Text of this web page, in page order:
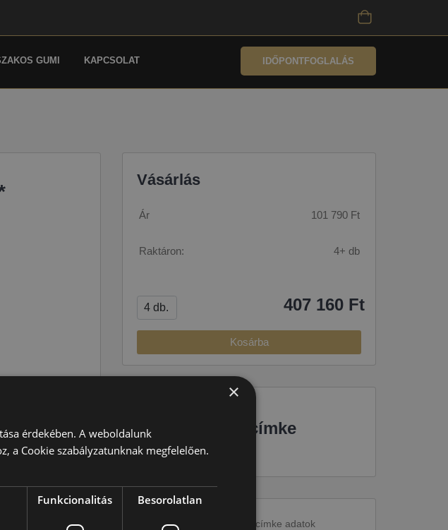
GUMI KAPCSOLAT IDŐPONTFOGLALÁS
Vásárlás
Ár 101 790 Ft
Raktáron: 4+ db
407 160 Ft
Kosárba
EU-s abroncscímke
Figyelem a feltüntetett címke adatok
×
érdekében. A weboldalunk
a Cookie szabályzatunknak megfelelően.
Funkcionalitás Besorolatlan